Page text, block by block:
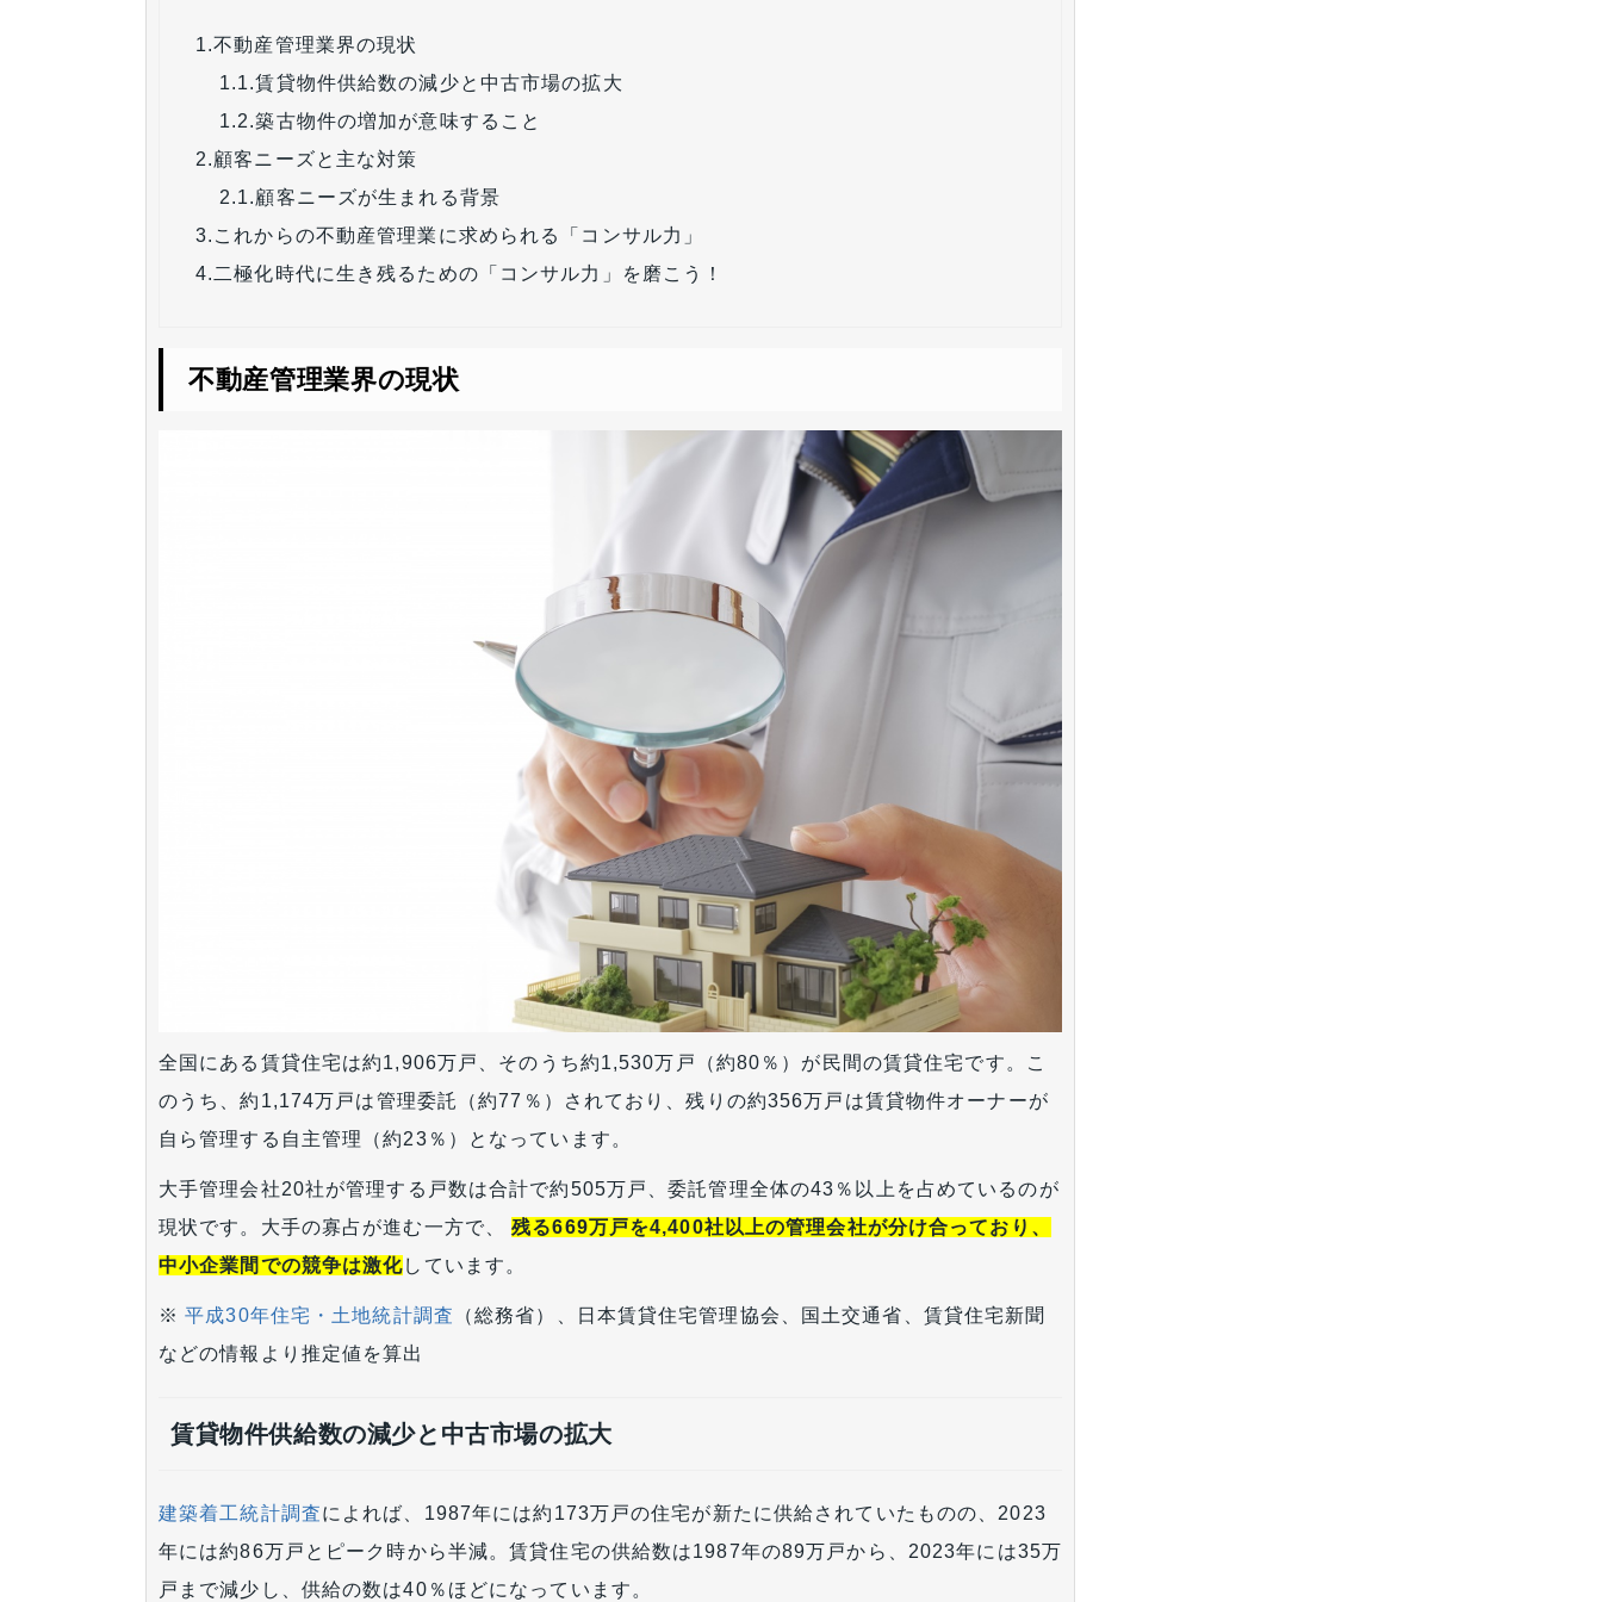
1.不動産管理業界の現状
1.1.賃貸物件供給数の減少と中古市場の拡大
1.2.築古物件の増加が意味すること
2.顧客ニーズと主な対策
2.1.顧客ニーズが生まれる背景
3. これからの不動産管理業に求められる「コンサル力」
4. 二極化時代に生き残るための「コンサル力」を磨こう！
不動産管理業界の現状
全国にある賃貸住宅は約1,906万戸、そのうち約1,530万戸（約80％）が民間の賃貸住宅です。こ
のうち、約1,174万戸は管理委託（約77％）されており、残りの約356万戸は賃貸物件オーナーが
自ら管理する自主管理（約23％）となっています。
大手管理会社20社が管理する戸数は合計で約505万戸、委託管理全体の43％以上を占めているのが
現状です。大手の寡占が進む一方で、残る669万戸を4,400社以上の管理会社が分け合っており、
中小企業間での競争は激化しています。
※平成30年住宅・土地統計調査
（総務省）、日本賃貸住宅管理協会、国土交通省、賃貸住宅新聞
などの情報より推定値を算出
賃貸物件供給数の減少と中古市場の拡大
建築着工統計調査によれば、1987年には約173万戸の住宅が新たに供給されていたものの、2023
年には約86万戸とピーク時から半減。賃貸住宅の供給数は1987年の89万戸から、2023年には35万
戸まで減少し、供給の数は40％ほどになっています。